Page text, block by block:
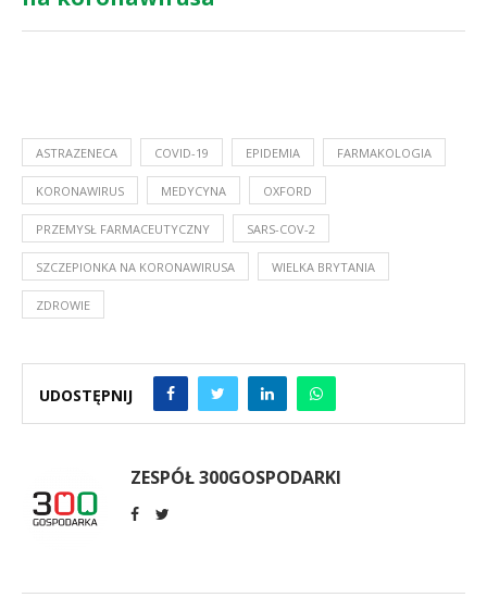
ASTRAZENECA COVID-19 EPIDEMIA FARMAKOLOGIA
KORONAWIRUS MEDYCYNA OXFORD
PRZEMYSŁ FARMACEUTYCZNY SARS-COV-2
SZCZEPIONKA NA KORONAWIRUSA WIELKA BRYTANIA
ZDROWIE
UDOSTĘPNIJ
ZESPÓŁ 300GOSPODARKI